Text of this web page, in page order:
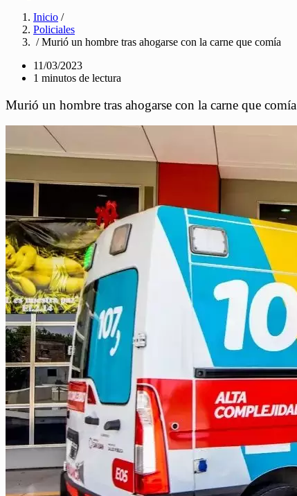
Inicio /
Policiales
/ Murió un hombre tras ahogarse con la carne que comía
11/03/2023
1 minutos de lectura
Murió un hombre tras ahogarse con la carne que comía